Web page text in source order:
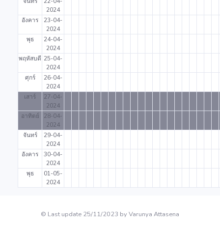
2024
อังคาร
23-04-
2024
พุธ
24-04-
2024
พฤหัสบดี 25-04-
2024
ศุกร์
26-04-
2024
เสาร์
27-04-
2024
อาทิตย์
28-04-
2024
จันทร์
29-04-
2024
อังคาร
30-04-
2024
พุธ
01-05-
2024
© Last update 25/11/2023 by Varunya Attasena